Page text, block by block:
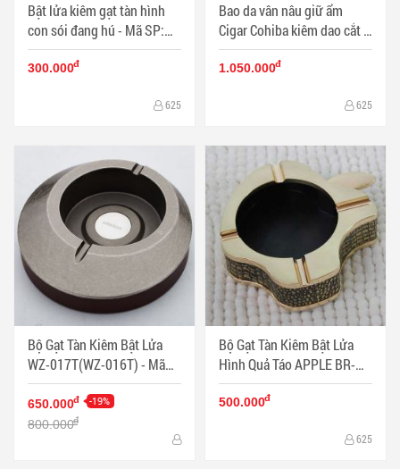
Bật lửa kiêm gạt tàn hình
con sói đang hú - Mã SP:
BL01250
300.000đ
625
Bao da vân nâu giữ ẩm
Cigar Cohiba kiêm dao cắt -
Mã SP: PKXG062
1.050.000đ
625
Bộ Gạt Tàn Kiêm Bật Lửa
WZ-017T(WZ-016T) - Mã
SP: BL09695
650.000đ -19%
800.000đ
Bộ Gạt Tàn Kiêm Bật Lửa
Hình Quả Táo APPLE BR-
20T - Mã SP: BL09699
500.000đ
625